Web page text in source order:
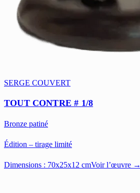
SERGE COUVERT
TOUT CONTRE # 1/8
Bronze patiné
Édition – tirage limité
Dimensions : 70x25x12 cmVoir l’œuvre →